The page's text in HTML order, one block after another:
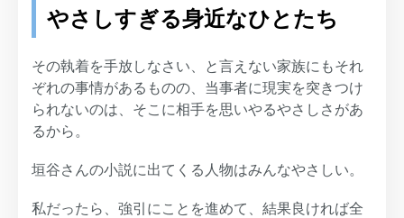
やさしすぎる身近なひとたち
その執着を手放しなさい、と言えない家族にもそれ
ぞれの事情があるものの、当事者に現実を突きつけ
られないのは、そこに相手を思いやるやさしさがあ
るから。
垣谷さんの小説に出てくる人物はみんなやさしい。
私だったら、強引にことを進めて、結果良ければ全